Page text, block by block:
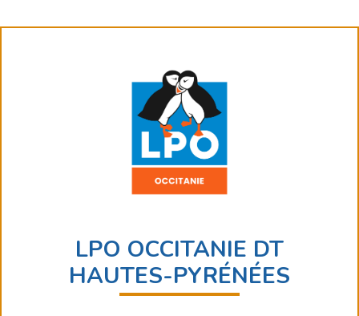
LPO OCCITANIE DT
HAUTES-PYRÉNÉES